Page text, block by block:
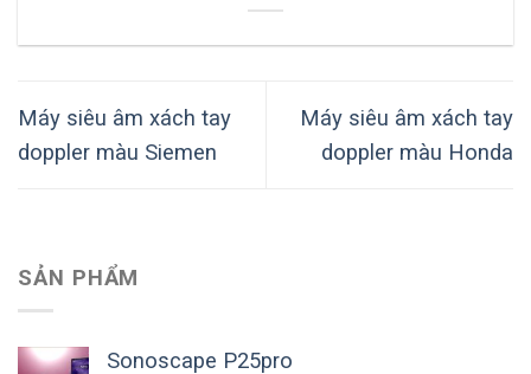
Máy siêu âm xách tay
doppler màu Siemen
Máy siêu âm xách tay
doppler màu Honda
SẢN PHẨM
Sonoscape P25pro